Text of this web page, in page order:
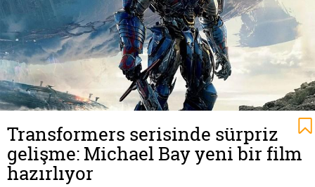
Transformers serisinde sürpriz
gelişme: Michael Bay yeni bir film
hazırlıyor